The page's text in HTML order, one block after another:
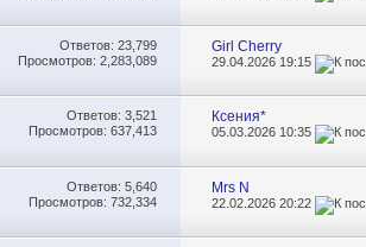
Ответов: 23,799
Просмотров: 2,283,089
Girl Cherry
29.04.2026 19:15
Ответов: 3,521
Просмотров: 637,413
Ксения*
05.03.2026 10:35
Ответов: 5,640
Просмотров: 732,334
Mrs N
22.02.202620:22